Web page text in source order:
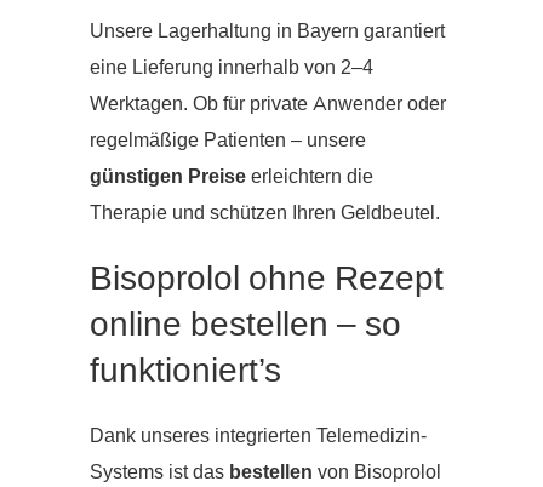
Unsere Lagerhaltung in Bayern garantiert
eine Lieferung innerhalb von 2–4
Werktagen. Ob für private Anwender oder
regelmäßige Patienten – unsere
günstigen Preiseerleichtern die
Therapie und schützen Ihren Geldbeutel.
Bisoprolol ohne Rezept
online bestellen – so
funktioniert’s
Dank unseres integrierten Telemedizin-
Systems ist das bestellen von Bisoprolol